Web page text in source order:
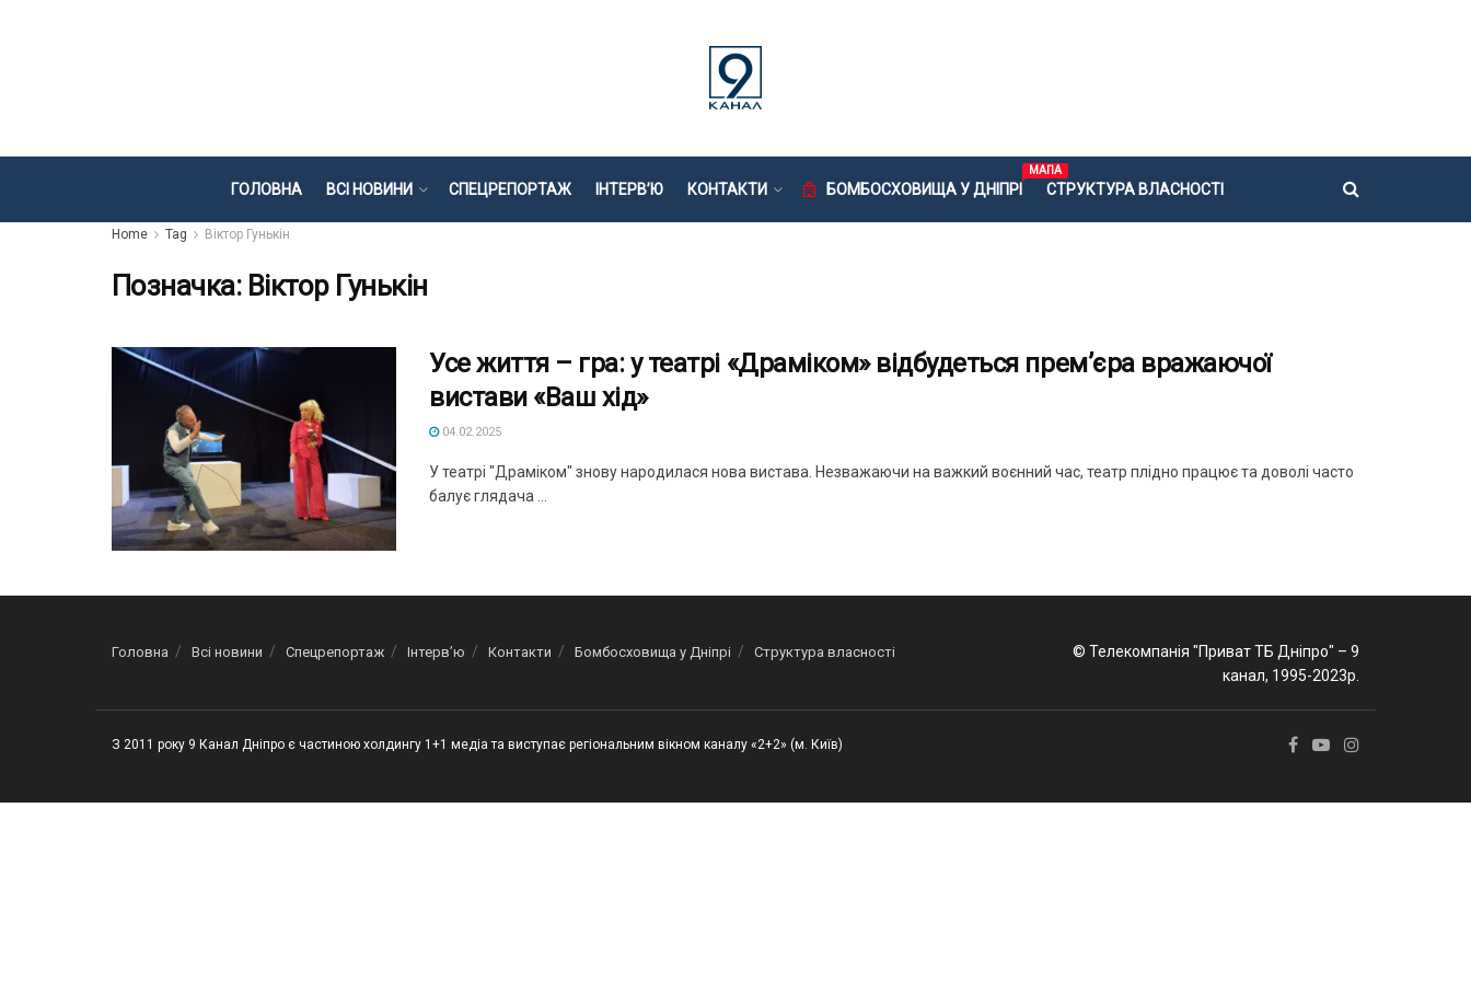
ГОЛОВНА ВСІ НОВИНИ СПЕЦРЕПОРТАЖ ІНТЕРВ’Ю КОНТАКТИ БОМБОСХОВИЩА У ДНІПРІ
МАПА
СТРУКТУРА ВЛАСНОСТІ
Home Tag Віктор Гунькін
Позначка: Віктор Гунькін
Усе життя – гра: у театрі «Драміком» відбудеться прем’єра вражаючої
вистави «Ваш хід»
04.02.2025
У театрі "Драміком" знову народилася нова вистава. Незважаючи на важкий воєнний час, театр плідно працює та доволі часто
балує глядача ...
Головна Всі новини Спецрепортаж Інтерв’ю Контакти Бомбосховища у Дніпрі Структура власності
© Телекомпанія "Приват ТБ Дніпро" – 9
канал, 1995-2023р.
З 2011 року 9 Канал Дніпро є частиною холдингу 1+1 медіа та виступає регіональним вікном каналу «2+2» (м. Київ)